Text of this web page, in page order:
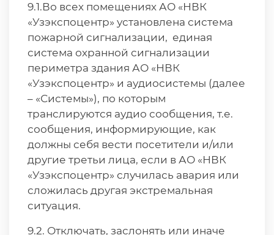
9.1.Во всех помещениях АО «НВК
«Узэкспоцентр» установлена система
пожарной сигнализации, единая
система охранной сигнализации
периметра здания АО «НВК
«Узэкспоцентр» и аудиосистемы (далее
– «Системы»), по которым
транслируются аудио сообщения, т.е.
сообщения, информирующие, как
должны себя вести посетители и/или
другие третьи лица, если в АО «НВК
«Узэкспоцентр» случилась авария или
сложилась другая экстремальная
ситуация.
9.2. Отключать, заслонять или иначе